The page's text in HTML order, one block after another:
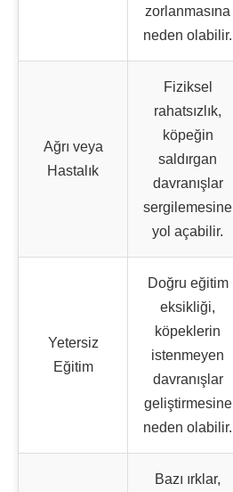
zorlanmasına
neden olabilir.
Ağrı veya
Hastalık
Fiziksel
rahatsızlık,
köpeğin
saldırgan
davranışlar
sergilemesine
yol açabilir.
Yetersiz
Eğitim
Doğru eğitim
eksikliği,
köpeklerin
istenmeyen
davranışlar
geliştirmesine
neden olabilir.
Bazı ırklar,